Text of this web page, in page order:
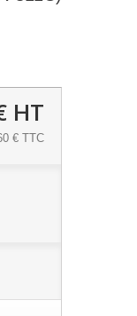
HT
€ TTC